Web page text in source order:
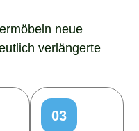
neue
verlängerte
03